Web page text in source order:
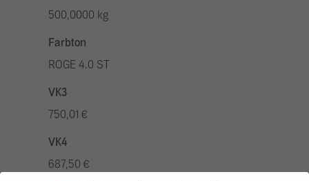
500,0000 kg
Farbton
ROGE 4.0 ST
VK3
750,01 €
VK4
687,50 €